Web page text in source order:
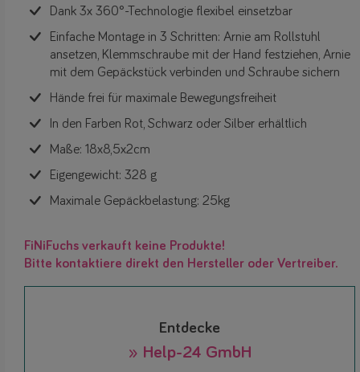
Dank 3x 360°-Technologie flexibel einsetzbar
Einfache Montage in 3 Schritten: Arnie am Rollstuhl
ansetzen, Klemmschraube mit der Hand festziehen, Arnie
mit dem Gepäckstück verbinden und Schraube sichern
Hände frei für maximale Bewegungsfreiheit
In den Farben Rot, Schwarz oder Silber erhältlich
Maße: 18x8,5x2cm
Eigengewicht: 328 g
Maximale Gepäckbelastung: 25kg
FiNiFuchs verkauft keine Produkte!
Bitte kontaktiere direkt den Hersteller oder Vertreiber.
Entdecke
» Help-24 GmbH